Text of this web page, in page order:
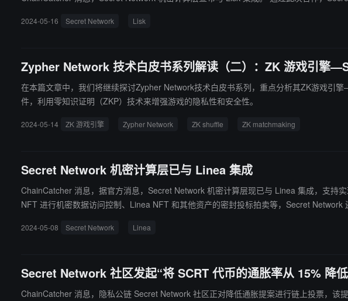
2024-05-16 Secret Network Lisk
Zypher Network 技术白皮书系列解读（二）：ZK 游戏引擎
在本篇文章中，我们将继续探讨Zypher Network技术白皮书系列，重点分析其ZK游戏
件，利用零知识证明（ZKP）技术来增强游戏的隐私性和安全性。
2024-05-14 ZK 游戏引擎 Zypher Network ZK shuffle ZK matchmaking
Secret Network 机密计算层已与 Linea 集成
ChainCatcher 消息，据官方消息，Secret Network 机密计算层现已与 Linea 集成，支持
NFT 进行机密数据访问控制、Linea NFT 和其他资产的密封投标拍卖等，Secret Network
2024-05-08 Secret Network Linea
Secret Network 社区发起“将 SCRT 代币的通胀率从 15% 降
ChainCatcher 消息，隐私公链 Secret Network 社区正对降低通胀提案进行链上投票，